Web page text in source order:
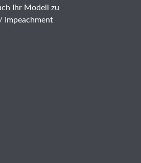
Ihr Modell zu
Impeachment